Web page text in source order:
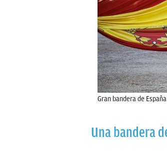
Gran bandera de
Una bandera